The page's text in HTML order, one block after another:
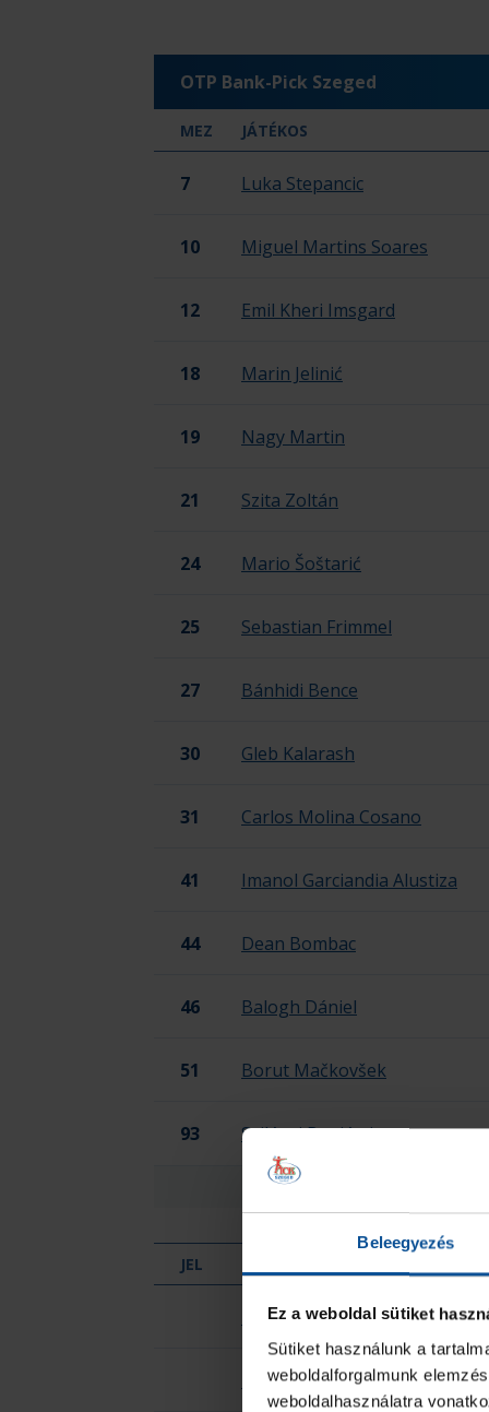
Beleegyezés
Ez a weboldal sütiket
Sütiket használunk a
weboldalforgalmunk
weboldalhasználatra
OTP Bank-Pick Szeged
MEZ JÁTÉKOS
7 Luka Stepancic
10 Miguel Martins Soares
12 Emil Kheri Imsgard
18 Marin Jelinić
19 Nagy Martin
21 Szita Zoltán
24 Mario Šoštarić
25 Sebastian Frimmel
27 Bánhidi Bence
30 Gleb Kalarash
31 Carlos Molina Cosano
41 Imanol Garciandia Alustiza
44 Dean Bombac
46 Balogh Dániel
51 Borut Mačkovšek
93 Szilágyi Benjámin
ÖSSZESEN
JEL
Dorde Ignjatovic
Kárpáti Krisztián